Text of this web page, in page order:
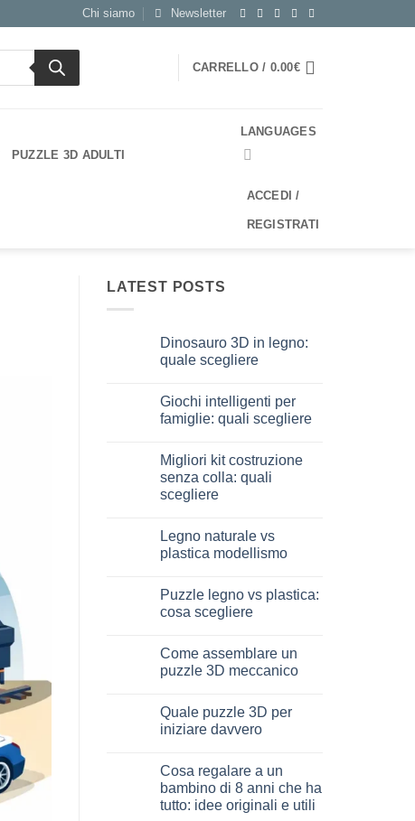
Chi siamo Newsletter
CARRELLO / 0.00€
PUZZLE 3D ADULTI
LANGUAGES
ACCEDI /
REGISTRATI
LATEST POSTS
Dinosauro 3D in legno:
quale scegliere
su
Dinosauro
3D
quale
scegliere
Giochi intelligenti per
famiglie: quali scegliere
su
Giochi
intelligenti
per
scegliere
Migliori kit costruzione
senza colla: quali
scegliere
su
Migliori
kit
colla:
scegliere
Legno naturale vs
plastica modellismo
su
naturale
modellismo
Puzzle legno vs plastica:
cosa scegliere
su
legno
cosa
scegliere
Come assemblare un
puzzle 3D meccanico
su
Come
assemblare
3D
meccanico
Quale puzzle 3D per
iniziare davvero
su
Quale
puzzle
3D
Cosa regalare a un
bambino di 8 anni che ha
tutto: idee originali e utili